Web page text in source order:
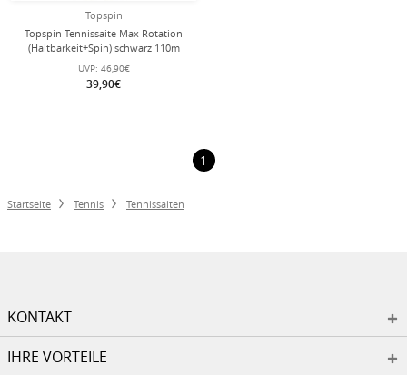
Topspin
Topspin Tennissaite Max Rotation
(Haltbarkeit+Spin) schwarz 110m
Rolle
UVP: 46,90€
39,90€
1
Startseite Tennis Tennissaiten
KONTAKT
IHRE VORTEILE